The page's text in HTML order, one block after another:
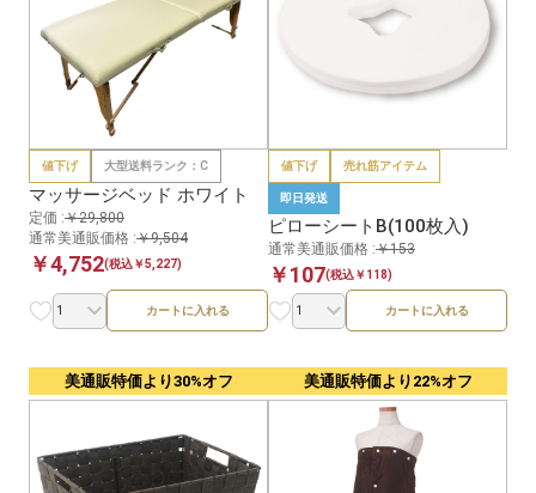
値下げ 大型送料ランク：C
マッサージベッド ホワイト
定価 :￥29,800
通常美通販価格 :￥9,504
￥4,752(税込￥5,227)
カートに入れる
値下げ 売れ筋アイテム
即日発送
ピローシートB(100枚入)
通常美通販価格 :￥153
￥107(税込￥118)
カートに入れる
美通販特価より30%オフ 美通販特価より22%オフ